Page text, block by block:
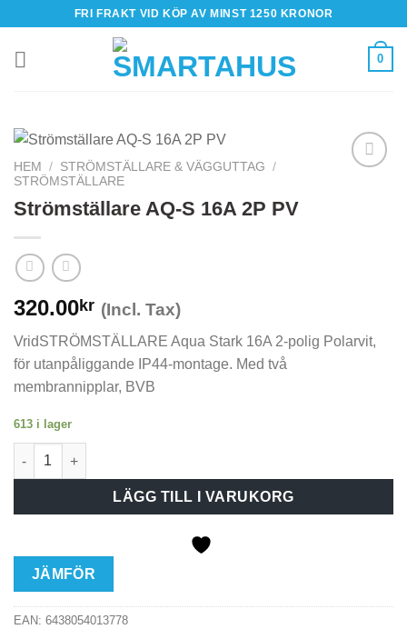
content
FRI FRAKT VID KÖP AV MINST 1250 KRONOR
0
HEM / STRÖMSTÄLLARE & VÄGGUTTAG
/
STRÖMSTÄLLARE
Strömställare AQ-S 16A 2P PV
320.00kr (Incl. Tax)
VridSTRÖMSTÄLLARE Aqua Stark 16A 2-polig Polarvit,
för utanpåliggande IP44-montage. Med två
membrannipplar, BVB
613 i lager
Strömställare AQ-S 16A 2P PV mängd
LÄGG TILL I VARUKORG
JÄMFÖR
EAN: 6438054013778